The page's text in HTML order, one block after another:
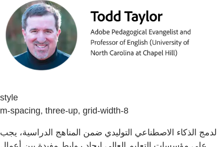
style
m-spacing, three-up, grid-width-8
لدمج الذكاء الاصطناعي التوليدي ضمن المناهج الدراسية، يجب